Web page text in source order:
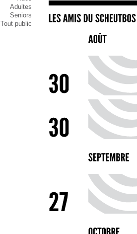
Adultes
Seniors
Tout public